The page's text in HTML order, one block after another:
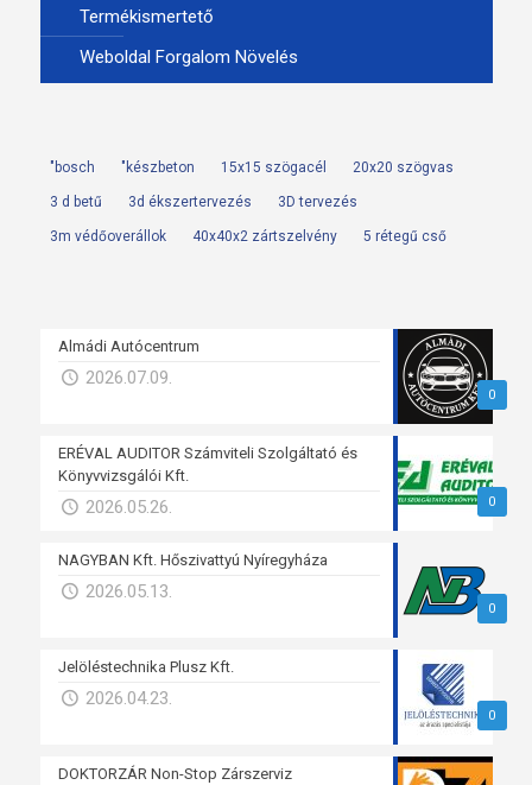
Termékismertető
Weboldal Forgalom Növelés
"bosch "készbeton 15x15 szögacél 20x20 szögvas
3 d betű 3d ékszertervezés 3D tervezés
3m védőoverállok 40x40x2 zártszelvény 5 rétegű cső
0
Almádi Autócentrum
2026.07.09.
0
ERÉVAL AUDITOR Számviteli Szolgáltató és
Könyvvizsgálói Kft.
2026.05.26.
0
NAGYBAN Kft. Hőszivattyú Nyíregyháza
2026.05.13.
0
Jelöléstechnika Plusz Kft.
2026.04.23.
DOKTORZÁR Non-Stop Zárszerviz